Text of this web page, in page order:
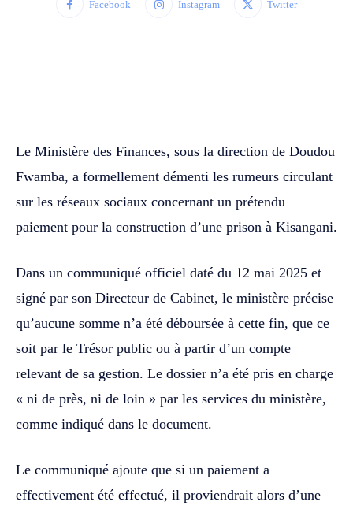
Facebook Instagram Twitter
Le Ministère des Finances, sous la direction de Doudou
Fwamba, a formellement démenti les rumeurs circulant
sur les réseaux sociaux concernant un prétendu
paiement pour la construction d’une prison à Kisangani.
Dans un communiqué officiel daté du 12 mai 2025 et
signé par son Directeur de Cabinet, le ministère précise
qu’aucune somme n’a été déboursée à cette fin, que ce
soit par le Trésor public ou à partir d’un compte
relevant de sa gestion. Le dossier n’a été pris en charge
« ni de près, ni de loin » par les services du ministère,
comme indiqué dans le document.
Le communiqué ajoute que si un paiement a
effectivement été effectué, il proviendrait alors d’une